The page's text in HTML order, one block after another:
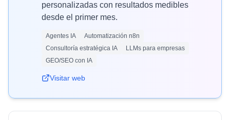
personalizadas con resultados medibles
desde el primer mes.
Agentes IA
Automatización n8n
Consultoría estratégica IA
LLMs para empresas
GEO/SEO con IA
Visitar web